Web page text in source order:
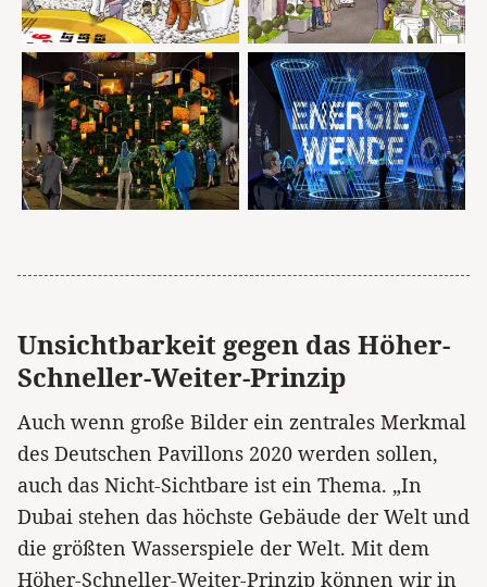
Unsichtbarkeit gegen das Höher-
Schneller-Weiter-Prinzip
Auch wenn große Bilder ein zentrales Merkmal
des Deutschen Pavillons 2020 werden sollen,
auch das Nicht-Sichtbare ist ein Thema. „In
Dubai stehen das höchste Gebäude der Welt und
die größten Wasserspiele der Welt. Mit dem
Höher-Schneller-Weiter-Prinzip können wir in